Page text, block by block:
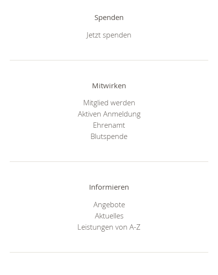
Spenden
Jetzt spenden
Mitwirken
Mitglied werden
Aktiven Anmeldung
Ehrenamt
Blutspende
Informieren
Angebote
Aktuelles
Leistungen von A-Z